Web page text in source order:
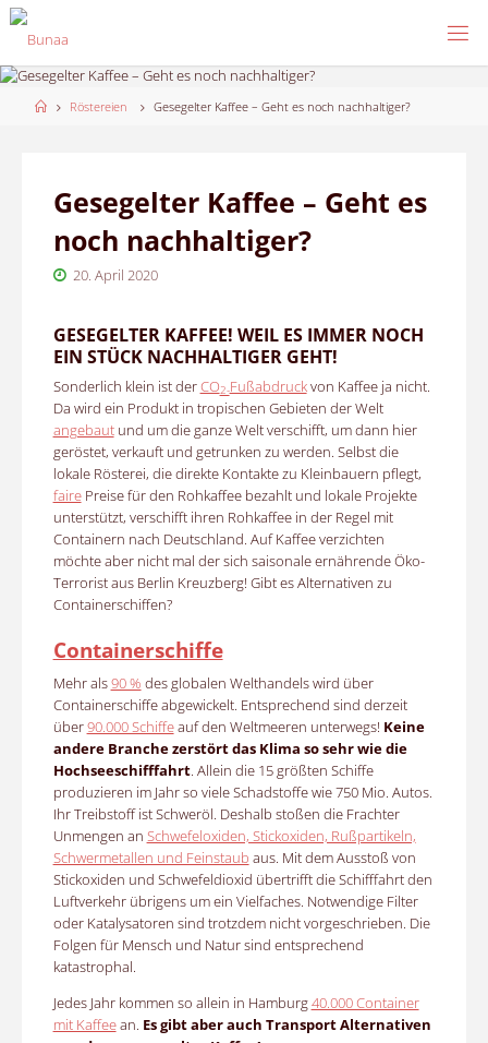
Skip
to
HomeRöstereien Gesegelter Kaffee – Geht es noch nachhaltiger?
Gesegelter Kaffee – Geht es
noch nachhaltiger?
20. April 2020
GESEGELTER KAFFEE! WEIL ES IMMER NOCH
EIN STÜCK NACHHALTIGER GEHT!
Sonderlich klein ist derCO2-Fußabdruckvon Kaffee ja nicht.
Da wird ein Produkt in tropischen Gebieten der Welt
angebautund um die ganze Welt verschifft, um dann hier
geröstet, verkauft und getrunken zu werden. Selbst die
lokale Rösterei, die direkte Kontakte zu Kleinbauern pflegt,
fairePreise für den Rohkaffee bezahlt und lokale Projekte
unterstützt, verschifft ihren Rohkaffee in der Regel mit
Containern nach Deutschland. Auf Kaffee verzichten
möchte aber nicht mal der sich saisonale ernährende Öko-
Terrorist aus Berlin Kreuzberg! Gibt es Alternativen zu
Containerschiffen?
Containerschiffe
Mehr als90 % des globalen Welthandels wird über
Containerschiffe abgewickelt. Entsprechend sind derzeit
über90.000 Schiffeauf den Weltmeeren unterwegs! Keine
andere Branche zerstört das Klima so sehr wie die
Hochseeschifffahrt. Allein die 15 größten Schiffe
produzieren im Jahr so viele Schadstoffe wie 750 Mio. Autos.
Ihr Treibstoff ist Schweröl. Deshalb stoßen die Frachter
Unmengen an Schwefeloxiden, Stickoxiden, Rußpartikeln,
Schwermetallen und Feinstaub aus. Mit dem Ausstoß von
Stickoxiden und Schwefeldioxid übertrifft die Schifffahrt den
Luftverkehr übrigens um ein Vielfaches. Notwendige Filter
oder Katalysatoren sind trotzdem nicht vorgeschrieben. Die
Folgen für Mensch und Natur sind entsprechend
katastrophal.
Jedes Jahr kommen so allein in Hamburg40.000 Container
mit Kaffeean. Es gibt aber auch Transport Alternativen